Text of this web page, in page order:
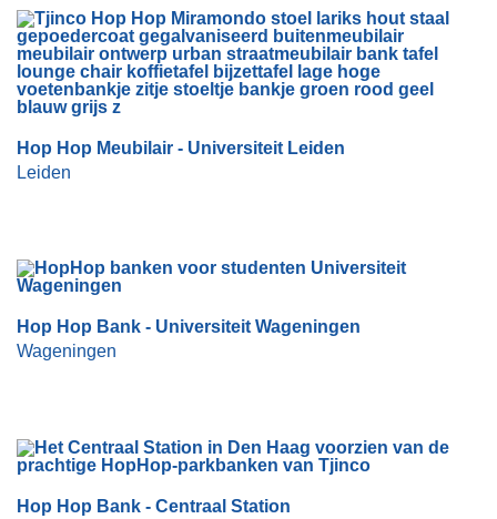
Hop Hop Meubilair - Universiteit Leiden
Leiden
Hop Hop Bank - Universiteit Wageningen
Wageningen
Hop Hop Bank - Centraal Station